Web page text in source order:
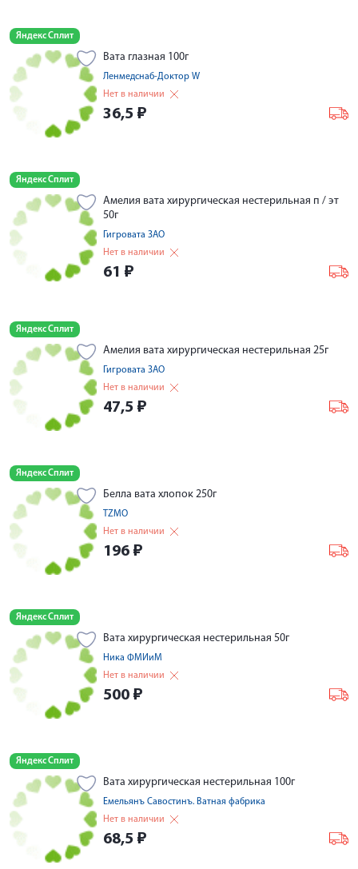
Яндекс Сплит
Вата глазная 100г
Ленмедснаб-Доктор W
Нет в наличии
36,5 ₽
Яндекс Сплит
Амелия вата хирургическая нестерильная п / эт
50г
Гигровата ЗАО
Нет в наличии
61 ₽
Яндекс Сплит
Амелия вата хирургическая нестерильная 25г
Гигровата ЗАО
Нет в наличии
47,5 ₽
Яндекс Сплит
Белла вата хлопок 250г
TZMO
Нет в наличии
196 ₽
Яндекс Сплит
Вата хирургическая нестерильная 50г
Ника ФМИиМ
Нет в наличии
500 ₽
Яндекс Сплит
Вата хирургическая нестерильная 100г
Емельянъ Савостинъ. Ватная фабрика
Нет в наличии
68,5 ₽